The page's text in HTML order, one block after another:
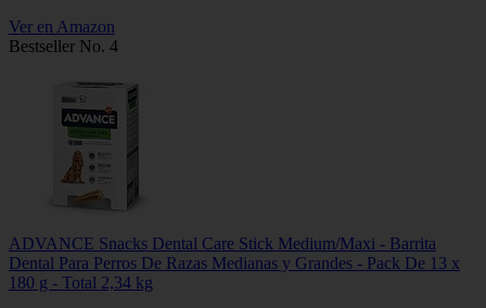
Ver en Amazon
Bestseller No. 4
ADVANCE Snacks Dental Care Stick Medium/Maxi - Barrita
Dental Para Perros De Razas Medianas y Grandes - Pack De 13 x
180 g - Total 2,34 kg